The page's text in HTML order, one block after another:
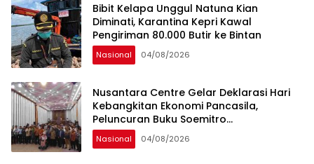
Bibit Kelapa Unggul Natuna Kian
Diminati, Karantina Kepri Kawal
Pengiriman 80.000 Butir ke Bintan
Nasional 04/08/2026
Nusantara Centre Gelar Deklarasi Hari
Kebangkitan Ekonomi Pancasila,
Peluncuran Buku Soemitro
Djojohadikusumo Anti Penjajahan
(Pergolakan Ekonomi Politik Indonesia) &
Nasional 04/08/2026